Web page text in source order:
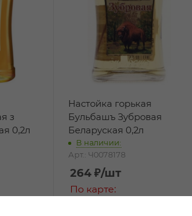
з
0,2л
Настойка горькая
Бульбашъ Зубровая
Беларуская 0,2л
В наличии:
Арт.: Ч0078178
264₽/шт
По карте: